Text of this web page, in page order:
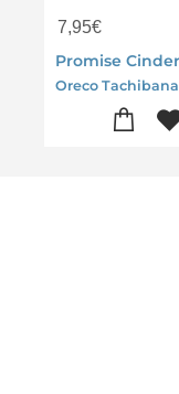
7,95€
Oreco Tachibana